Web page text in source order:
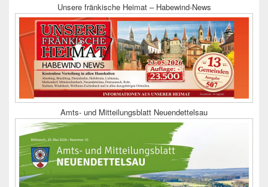
Unsere fränkische Heimat – Habewind-News
Amts- und Mitteilungsblatt Neuendettelsau